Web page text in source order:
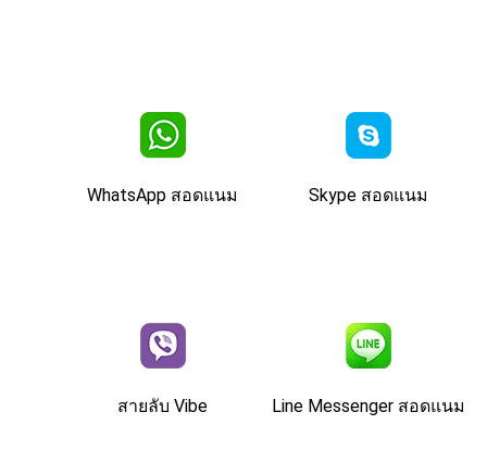
WhatsApp สอดแนม Skype สอดแนม
สายลับ Vibe Line Messenger สอดแนม